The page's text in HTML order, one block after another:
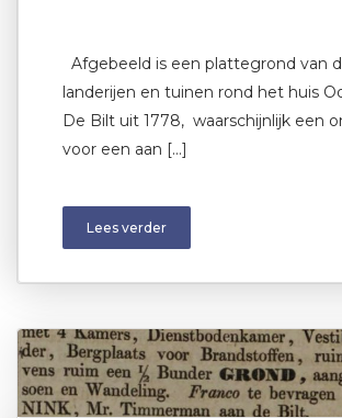
Afgebeeld is een plattegrond van
landerijen en tuinen rond het huis
De Bilt uit 1778, waarschijnlijk een
voor een aan […]
Lees verder